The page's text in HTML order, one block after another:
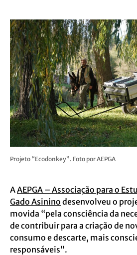
Projeto “Ecodonkey”. Foto por AEPGA
AAEPGA – Associação para o
Gado Asinino desenvolveu o
movida “pela consciência da
de contribuir para a criação de
consumo e descarte, mais
responsáveis”.